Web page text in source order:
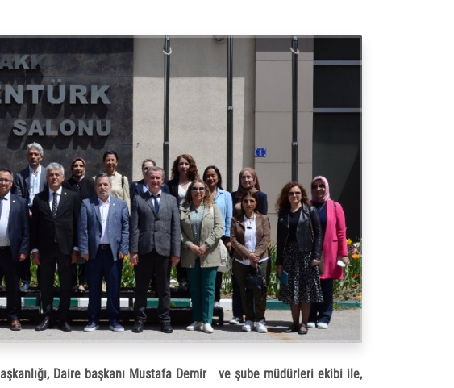
Daire başkanı Mustafa Demir ve şube müdürleri ekibi ile,